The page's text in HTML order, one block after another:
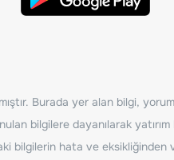
Burada yer alan bilgi,
bilgilere dayanılarak
bilgilerin hata ve